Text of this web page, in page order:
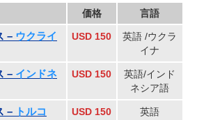
価格 言語
– ウクライ
USD 150
英語 /ウクラ
イナ
– インドネ
USD 150
英語/インド
ネシア語
– トルコ USD 150 英語